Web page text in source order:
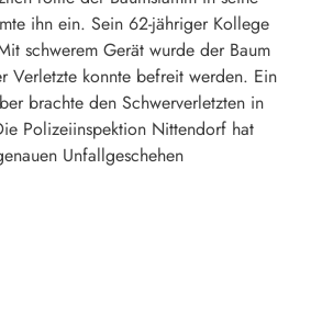
ihn ein. Sein 62-jähriger Kollege
schwerem Gerät wurde der Baum
Verletzte konnte befreit werden. Ein
brachte den Schwerverletzten in
Polizeiinspektion Nittendorf hat
Unfallgeschehen